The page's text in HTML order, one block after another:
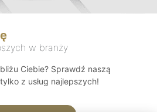
w branży
Ciebie? Sprawdź naszą
z usług najlepszych!